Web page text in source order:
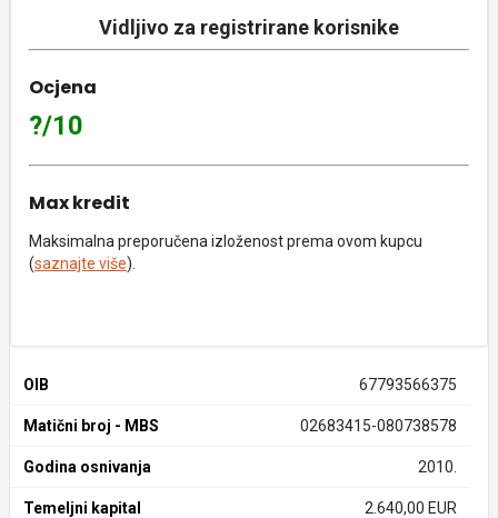
Vidljivo za registrirane korisnike
Ocjena
?/10
Max kredit
Maksimalna preporučena izloženost prema ovom kupcu
(saznajte više).
OIB 67793566375
Matični broj - MBS 02683415-080738578
Godina osnivanja 2010.
Temeljni kapital 2.640,00 EUR